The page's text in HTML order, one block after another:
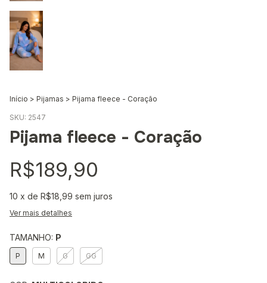
Início > Pijamas > Pijama fleece - Coração
SKU: 2547
Pijama fleece - Coração
R$189,90
10 x de R$18,99 sem juros
Ver mais detalhes
TAMANHO: P
P M G GG